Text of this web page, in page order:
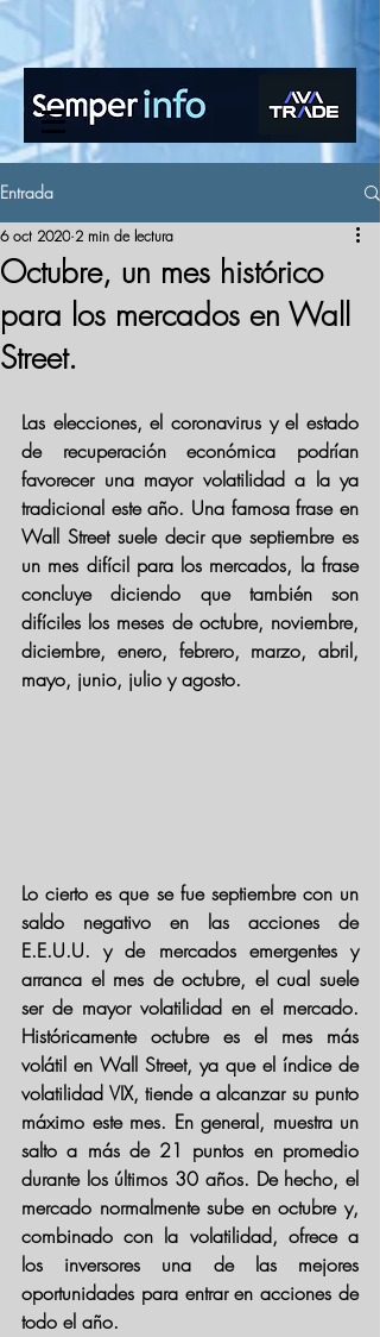
Entrada
Octubre, un mes histórico
para los mercados en Wall
Street.
6 oct 2020 2 min de lectura
Las elecciones, el coronavirus y el estado
de recuperación económica podrían
favorecer una mayor volatilidad a la ya
tradicional este año. Una famosa frase en
Wall Street suele decir que septiembre es
un mes difícil para los mercados, la frase
concluye diciendo que también son
difíciles los meses de octubre, noviembre,
diciembre, enero, febrero, marzo, abril,
mayo, junio, julio y agosto.
Lo cierto es que se fue septiembre con un
saldo negativo en las acciones de
E.E.U.U. y de mercados emergentes y
arranca el mes de octubre, el cual suele
Históricamente octubre es el mes más
volátil en Wall Street, ya que el índice de
volatilidad VIX, tiende a alcanzar su punto
máximo este mes. En general, muestra un
salto a más de 21 puntos en promedio
durante los últimos 30 años. De hecho, el
mercado normalmente sube en octubre y,
combinado con la volatilidad, ofrece a
los inversores una de las mejores
oportunidades para entrar en acciones de
todo el año.